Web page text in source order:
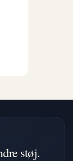
støj.